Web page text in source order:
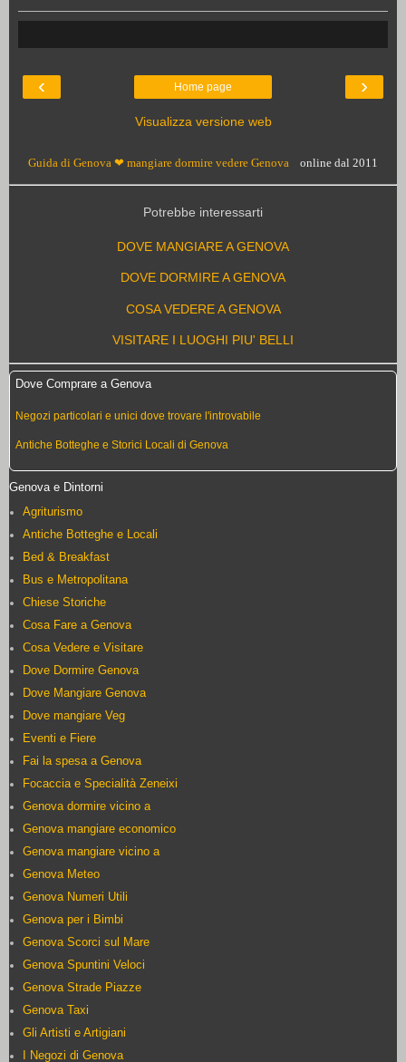
‹ ›
Home page
Visualizza versione web
Guida di Genova ❤ mangiare dormire vedere Genova online dal 2011
Potrebbe interessarti
DOVE MANGIARE A GENOVA
DOVE DORMIRE A GENOVA
COSA VEDERE A GENOVA
VISITARE I LUOGHI PIU' BELLI
Dove Comprare a Genova
Negozi particolari e unici dove trovare l'introvabile
Antiche Botteghe e Storici Locali di Genova
Genova e Dintorni
Agriturismo
Antiche Botteghe e Locali
Bed & Breakfast
Bus e Metropolitana
Chiese Storiche
Cosa Fare a Genova
Cosa Vedere e Visitare
Dove Dormire Genova
Dove Mangiare Genova
Dove mangiare Veg
Eventi e Fiere
Fai la spesa a Genova
Focaccia e Specialità Zeneixi
Genova dormire vicino a
Genova mangiare economico
Genova mangiare vicino a
Genova Meteo
Genova Numeri Utili
Genova per i Bimbi
Genova Scorci sul Mare
Genova Spuntini Veloci
Genova Strade Piazze
Genova Taxi
Gli Artisti e Artigiani
I Negozi di Genova